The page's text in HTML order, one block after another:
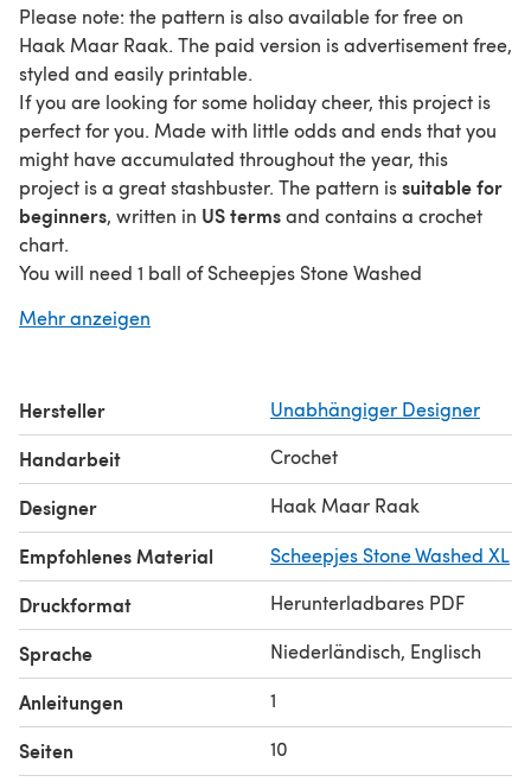
Please note: the pattern is also available for free on
Haak Maar Raak. The paid version is advertisement free,
styled and easily printable.
If you are looking for some holiday cheer, this project is
perfect for you. Made with little odds and ends that you
might have accumulated throughout the year, this
project is a great stashbuster. The pattern issuitable for
beginners, written in US termsand contains a crochet
chart.
You will need 1 ball of Scheepjes Stone Washed
colours.
Mehr anzeigen
Hersteller Unabhängiger Designer
Handarbeit Crochet
Designer Haak Maar Raak
Empfohlenes Material Scheepjes Stone Washed XL
Druckformat Herunterladbares PDF
Sprache Niederländisch, Englisch
Anleitungen 1
Seiten 10